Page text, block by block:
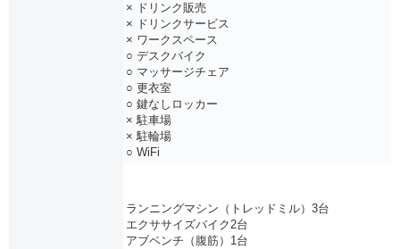
× ドリンク販売
× ドリンクサービス
× ワークスペース
○ デスクバイク
○ マッサージチェア
○ 更衣室
○ 鍵なしロッカー
× 駐車場
× 駐輪場
○ WiFi
ランニングマシン（トレッドミル）3台
エクササイズバイク2台
アブベンチ（腹筋）1台